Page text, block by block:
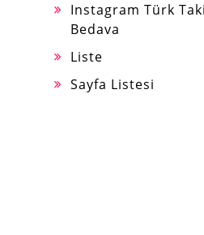
Instagram Türk
Bedava
Liste
Sayfa Listesi